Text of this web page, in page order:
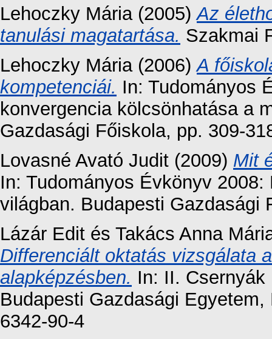
Lehoczky Mária(2005)Az
tanulási magatartása. Szakmai
Lehoczky Mária(2006)A
kompetenciái. In: Tudományos
konvergencia kölcsönhatása a
Gazdasági Főiskola, pp. 309-
Lovasné Avató Judit (2009) Mit
In: Tudományos Évkönyv
világban. Budapesti Gazdasági
Lázár Edit és Takács Anna
Differenciált oktatás vizsgálata
alapképzésben. In: II.
Budapesti Gazdasági
6342-90-4